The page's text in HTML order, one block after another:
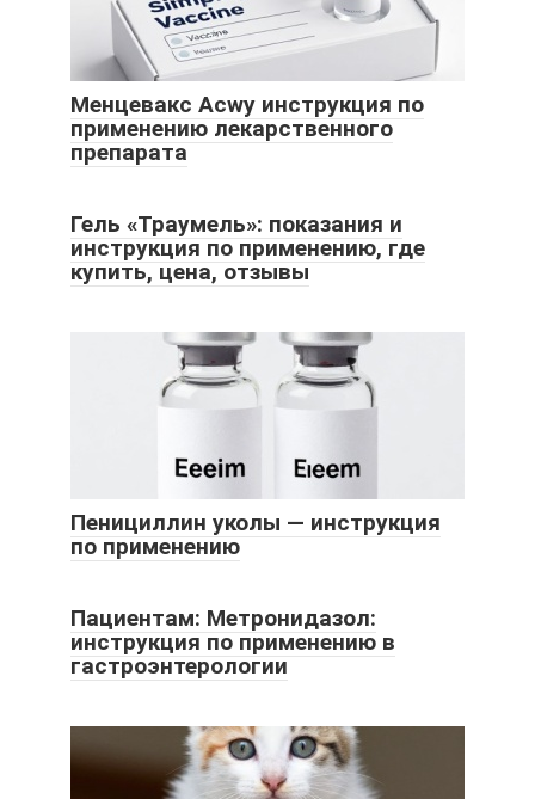
Менцевакс Acwy инструкция по
применению лекарственного
препарата
Гель «Траумель»: показания и
инструкция по применению, где
купить, цена, отзывы
Пенициллин уколы — инструкция
по применению
Пациентам: Метронидазол:
инструкция по применению в
гастроэнтерологии